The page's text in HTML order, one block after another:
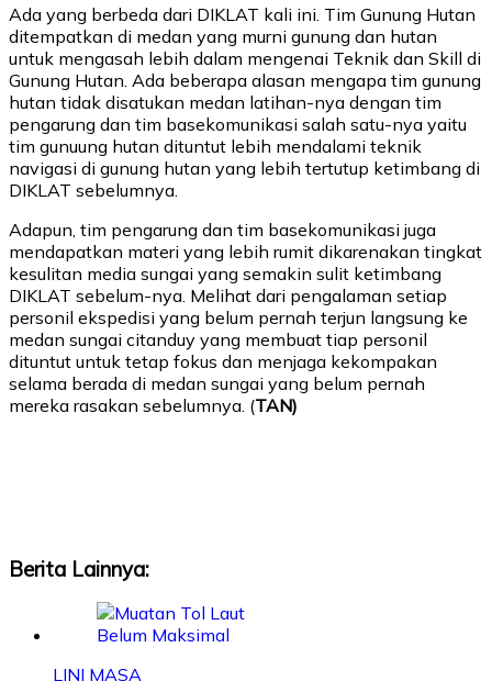
Ada yang berbeda dari DIKLAT kali ini. Tim Gunung Hutan
ditempatkan di medan yang murni gunung dan hutan
untuk mengasah lebih dalam mengenai Teknik dan Skill di
Gunung Hutan. Ada beberapa alasan mengapa tim gunung
hutan tidak disatukan medan latihan-nya dengan tim
pengarung dan tim basekomunikasi salah satu-nya yaitu
tim gunuung hutan dituntut lebih mendalami teknik
navigasi di gunung hutan yang lebih tertutup ketimbang di
DIKLAT sebelumnya.
Adapun, tim pengarung dan tim basekomunikasi juga
mendapatkan materi yang lebih rumit dikarenakan tingkat
kesulitan media sungai yang semakin sulit ketimbang
DIKLAT sebelum-nya. Melihat dari pengalaman setiap
personil ekspedisi yang belum pernah terjun langsung ke
medan sungai citanduy yang membuat tiap personil
dituntut untuk tetap fokus dan menjaga kekompakan
selama berada di medan sungai yang belum pernah
mereka rasakan sebelumnya. (TAN)
Berita Lainnya:
LINI MASA